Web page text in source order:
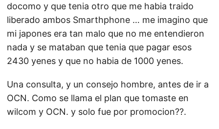
docomo y que tenia otro que me habia traido
liberado ambos Smarthphone … me imagino que
mi japones era tan malo que no me entendieron
nada y se mataban que tenia que pagar esos
2430 yenes y que no habia de 1000 yenes.
Una consulta, y un consejo hombre, antes de ir a
OCN. Como se llama el plan que tomaste en
wilcom y OCN. y solo fue por promocion??.